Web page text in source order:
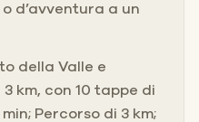
d’avventura a un
della Valle e
km, con 10 tappe di
Percorso di 3 km;